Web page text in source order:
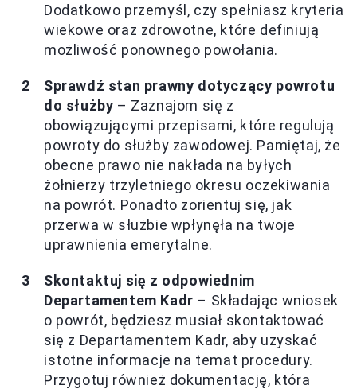
Dodatkowo przemyśl, czy spełniasz kryteria
wiekowe oraz zdrowotne, które definiują
możliwość ponownego powołania.
Sprawdź stan prawny dotyczący powrotu
do służby – Zaznajom się z
obowiązującymi przepisami, które regulują
powroty do służby zawodowej. Pamiętaj, że
obecne prawo nie nakłada na byłych
żołnierzy trzyletniego okresu oczekiwania
na powrót. Ponadto zorientuj się, jak
przerwa w służbie wpłynęła na twoje
uprawnienia emerytalne.
Skontaktuj się z odpowiednim
Departamentem Kadr – Składając wniosek
o powrót, będziesz musiał skontaktować
się z Departamentem Kadr, aby uzyskać
istotne informacje na temat procedury.
Przygotuj również dokumentację, która